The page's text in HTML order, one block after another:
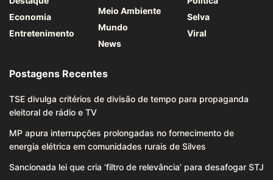
Economia
Entretenimento
Meio Ambiente
Mundo
News
Selva
Viral
Postagens Recentes
TSE divulga critérios de divisão de tempo para propaganda
eleitoral de rádio e TV
MP apura interrupções prolongadas no fornecimento de
energia elétrica em comunidades rurais de Silves
Sancionada lei que cria ‘filtro de relevância’ para desafogar STJ